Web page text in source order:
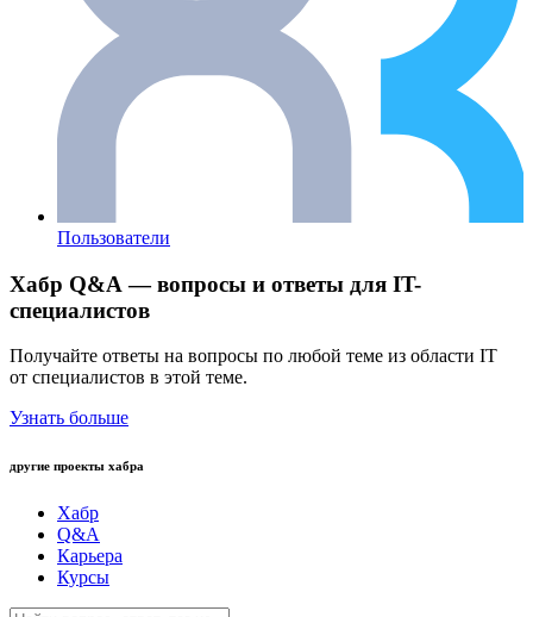
Пользователи
Хабр Q&A — вопросы и ответы для IT-
специалистов
Получайте ответы на вопросы по любой теме из области IT
от специалистов в этой теме.
Узнать больше
другие проекты хабра
Хабр
Q&A
Карьера
Курсы